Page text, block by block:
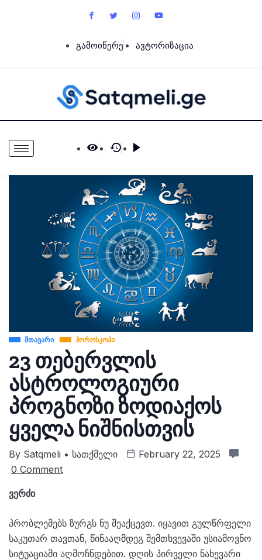
გამოიწერე ავტორიზაცია
ᲛᲗᲐᲕᲐᲠᲘ ᲰᲝᲠᲝᲡᲙᲝᲞᲘ
23 თებერვლის
ასტროლოგიური
პროგნოზი ზოდიაქოს
ყველა ნიშნისთვის
By Satqmeli • Სათქმელი
February 22, 2025
0 Comment
ვერძი
პრობლემებს ზურგს ნუ შეაქცევთ. იყავით გულწრფელი
საკუთარ თავთან, წინააღმდეგ შემთხვევაში უსიამოვნო
სიტუაციაში აღმოჩნდებით. დღის პირველი ნახევარი